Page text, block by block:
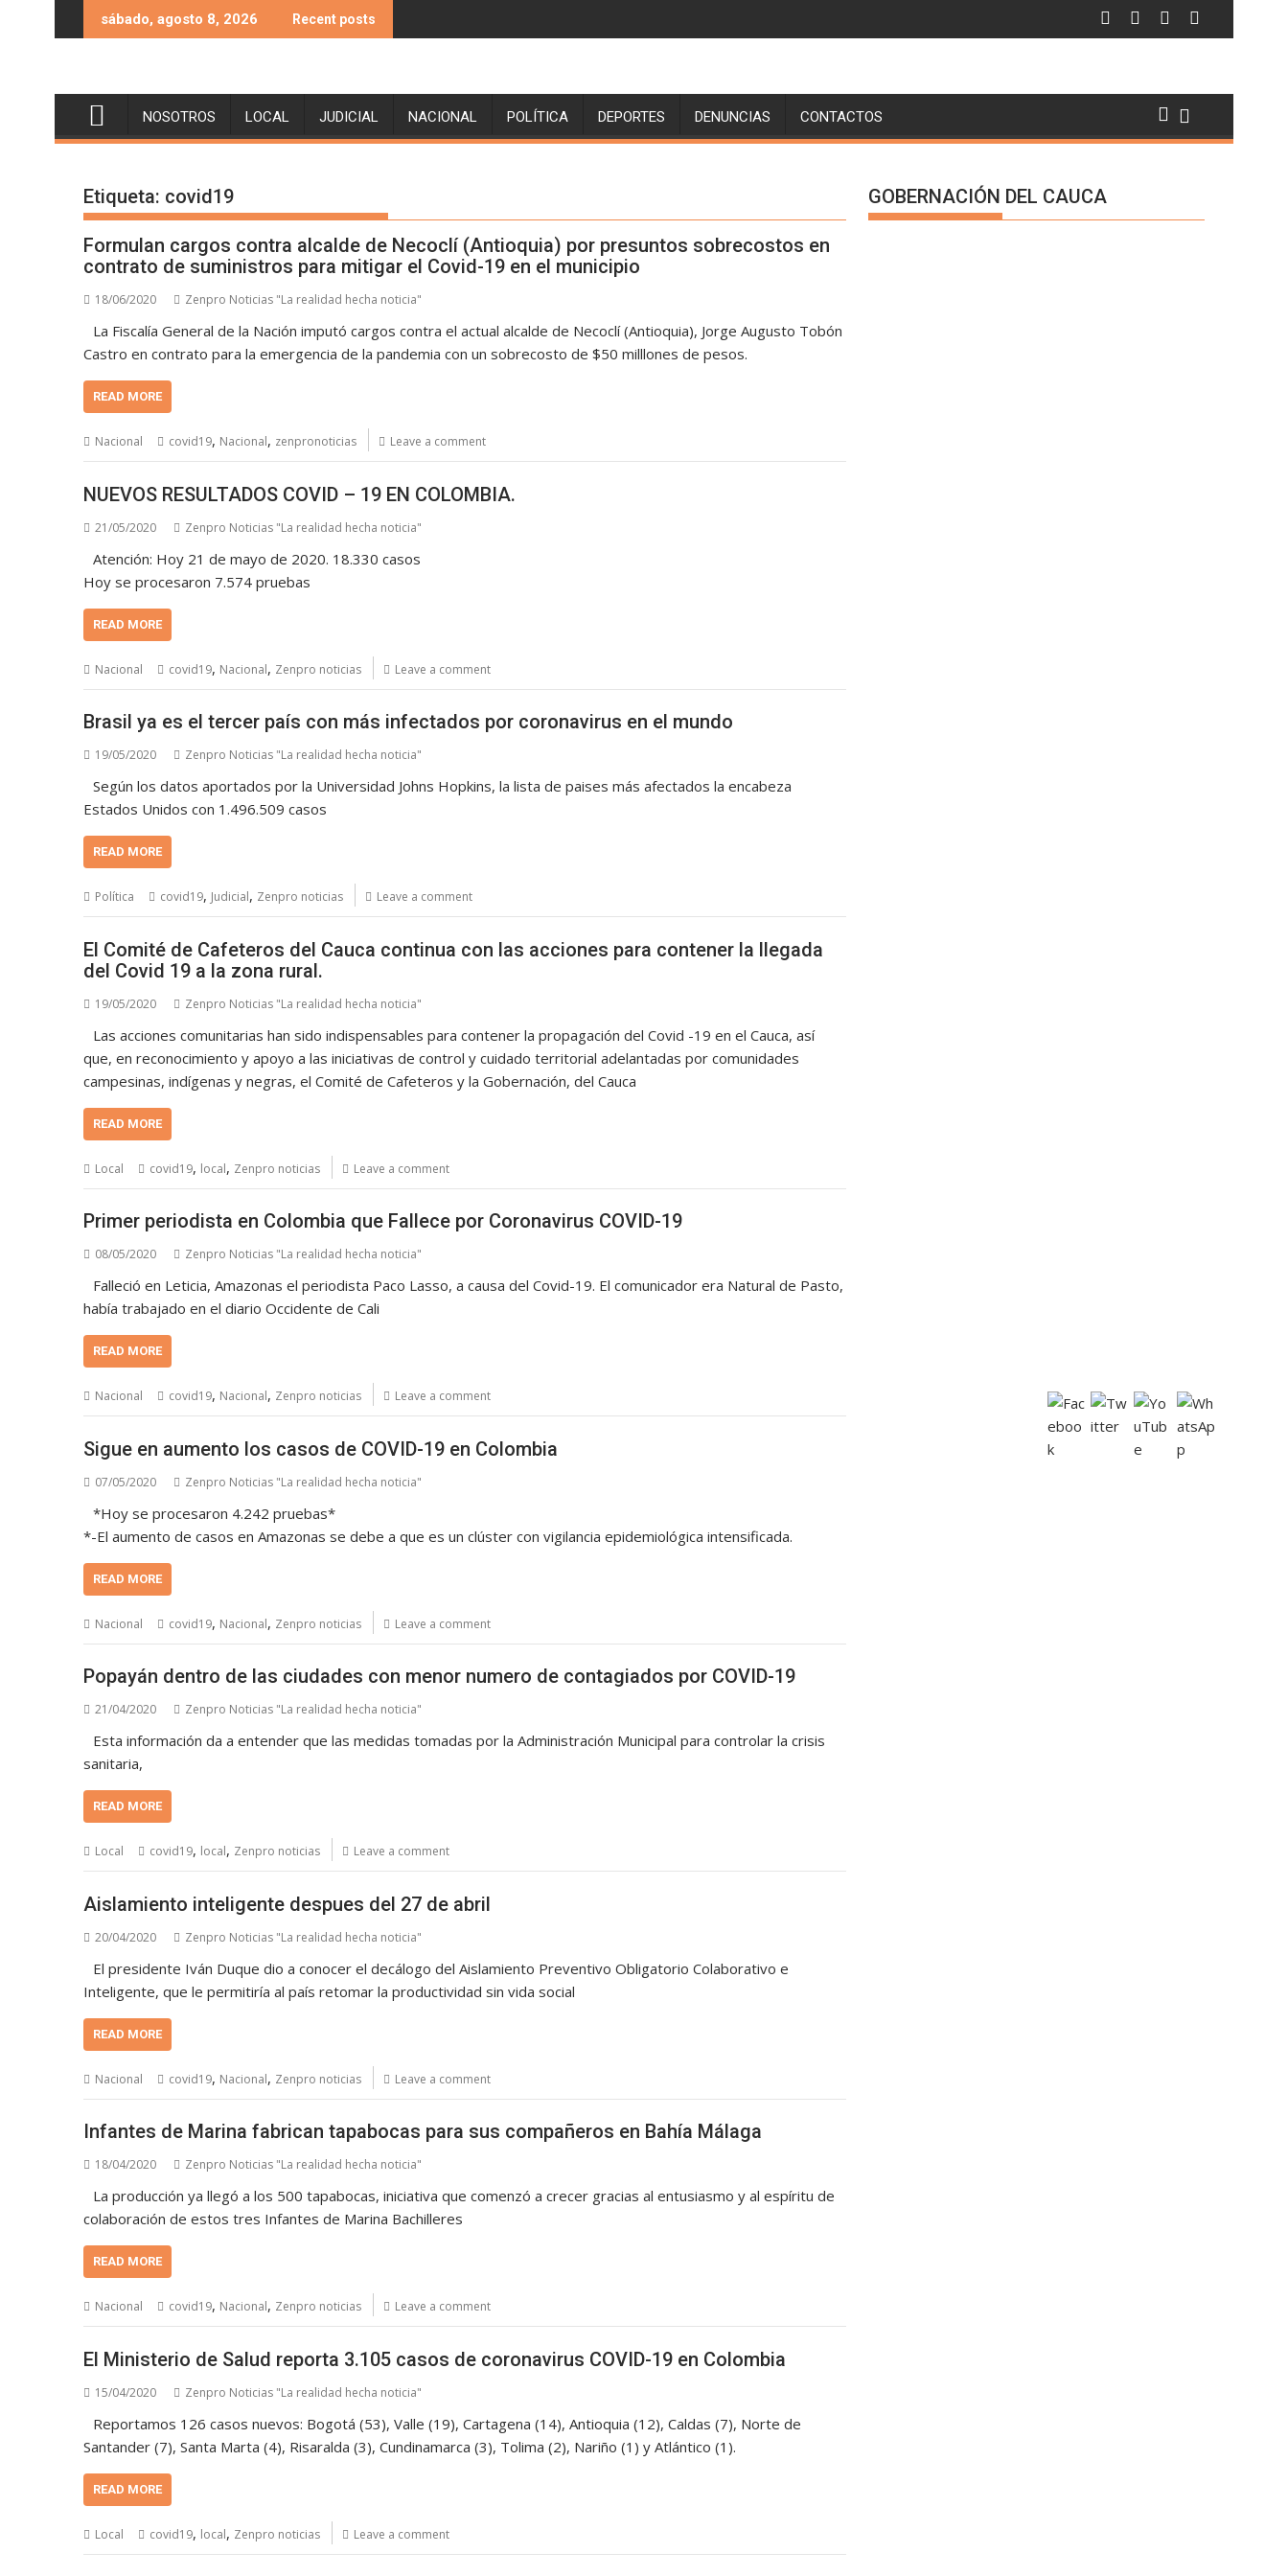
to
sábado, agosto 8, 2026 Recent posts
NOSOTROS LOCAL JUDICIAL NACIONAL POLÍTICA DEPORTES DENUNCIAS CONTACTOS
Etiqueta: covid19
Formulan cargos contra alcalde de Necoclí (Antioquia) por presuntos sobrecostos en
contrato de suministros para mitigar el Covid-19 en el municipio
18/06/2020 Zenpro Noticias "La realidad hecha noticia"
La Fiscalía General de la Nación imputó cargos contra el actual alcalde de Necoclí (Antioquia), Jorge Augusto Tobón
Castro en contrato para la emergencia de la pandemia con un sobrecosto de $50 milllones de pesos.
READ MORE
Nacional covid19, Nacional, zenpronoticias Leave a comment
NUEVOS RESULTADOS COVID – 19 EN COLOMBIA.
21/05/2020 Zenpro Noticias "La realidad hecha noticia"
Atención: Hoy 21 de mayo de 2020. 18.330 casos
Hoy se procesaron 7.574 pruebas
READ MORE
Nacional covid19, Nacional, Zenpro noticias Leave a comment
Brasil ya es el tercer país con más infectados por coronavirus en el mundo
19/05/2020 Zenpro Noticias "La realidad hecha noticia"
Según los datos aportados por la Universidad Johns Hopkins, la lista de paises más afectados la encabeza
Estados Unidos con 1.496.509 casos
READ MORE
Política covid19, Judicial, Zenpro noticias Leave a comment
El Comité de Cafeteros del Cauca continua con las acciones para contener la llegada
del Covid 19 a la zona rural.
19/05/2020 Zenpro Noticias "La realidad hecha noticia"
Las acciones comunitarias han sido indispensables para contener la propagación del Covid -19 en el Cauca, así
que, en reconocimiento y apoyo a las iniciativas de control y cuidado territorial adelantadas por comunidades
campesinas, indígenas y negras, el Comité de Cafeteros y la Gobernación, del Cauca
READ MORE
Local covid19, local, Zenpro noticias Leave a comment
Primer periodista en Colombia que Fallece por Coronavirus COVID-19
08/05/2020 Zenpro Noticias "La realidad hecha noticia"
Falleció en Leticia, Amazonas el periodista Paco Lasso, a causa del Covid-19. El comunicador era Natural de Pasto,
había trabajado en el diario Occidente de Cali
READ MORE
Nacional covid19, Nacional, Zenpro noticias Leave a comment
Sigue en aumento los casos de COVID-19 en Colombia
07/05/2020 Zenpro Noticias "La realidad hecha noticia"
*Hoy se procesaron 4.242 pruebas*
*-El aumento de casos en Amazonas se debe a que es un clúster con vigilancia epidemiológica intensificada.
READ MORE
Nacional covid19, Nacional, Zenpro noticias Leave a comment
Popayán dentro de las ciudades con menor numero de contagiados por COVID-19
21/04/2020 Zenpro Noticias "La realidad hecha noticia"
Esta información da a entender que las medidas tomadas por la Administración Municipal para controlar la crisis
sanitaria,
READ MORE
Local covid19, local, Zenpro noticias Leave a comment
Aislamiento inteligente despues del 27 de abril
20/04/2020 Zenpro Noticias "La realidad hecha noticia"
El presidente Iván Duque dio a conocer el decálogo del Aislamiento Preventivo Obligatorio Colaborativo e
Inteligente, que le permitiría al país retomar la productividad sin vida social
READ MORE
Nacional covid19, Nacional, Zenpro noticias Leave a comment
Infantes de Marina fabrican tapabocas para sus compañeros en Bahía Málaga
18/04/2020 Zenpro Noticias "La realidad hecha noticia"
La producción ya llegó a los 500 tapabocas, iniciativa que comenzó a crecer gracias al entusiasmo y al espíritu de
colaboración de estos tres Infantes de Marina Bachilleres
READ MORE
Nacional covid19, Nacional, Zenpro noticias Leave a comment
El Ministerio de Salud reporta 3.105 casos de coronavirus COVID-19 en Colombia
15/04/2020 Zenpro Noticias "La realidad hecha noticia"
Reportamos 126 casos nuevos: Bogotá (53), Valle (19), Cartagena (14), Antioquia (12), Caldas (7), Norte de
Santander (7), Santa Marta (4), Risaralda (3), Cundinamarca (3), Tolima (2), Nariño (1) y Atlántico (1).
READ MORE
Local covid19, local, Zenpro noticias Leave a comment
GOBERNACIÓN DEL CAUCA